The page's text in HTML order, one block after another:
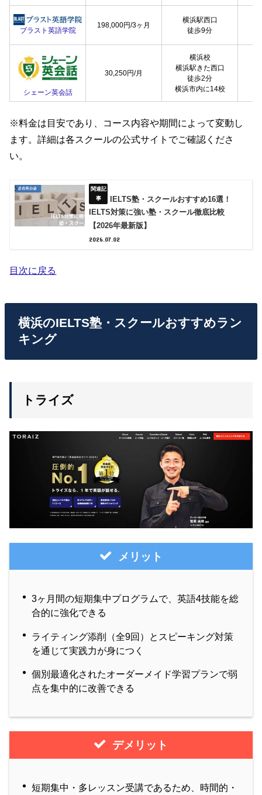
ブラスト英語学院
198,000円/3ヶ月
横浜駅西口
徒歩9分
シェーン英会話
30,250円/月
横浜校
横浜駅きた西口
徒歩2分
横浜市内に14校
※料金は目安であり、コース内容や期間によって変動し
ます。詳細は各スクールの公式サイトでご確認くださ
い。
IELTS塾・スクールおすすめ16選！
IELTS対策に強い塾・スクール徹底比較
【2026年最新版】
2026.07.02
目次に戻る
横浜のIELTS塾・スクールおすすめラン
キング
トライズ
メリット
3ヶ月間の短期集中プログラムで、英語4技能を総
合的に強化できる
ライティング添削（全9回）とスピーキング対策
を通じて実践力が身につく
個別最適化されたオーダーメイド学習プランで弱
点を集中的に改善できる
デメリット
短期集中・多レッスン受講であるため、時間的・